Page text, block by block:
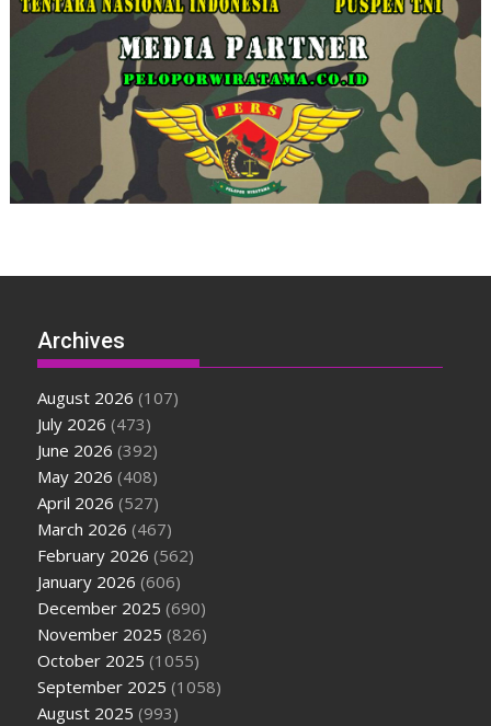
Archives
August 2026 (107)
July 2026 (473)
June 2026 (392)
May 2026 (408)
April 2026 (527)
March 2026 (467)
February 2026 (562)
January 2026 (606)
December 2025 (690)
November 2025 (826)
October 2025 (1055)
September 2025 (1058)
August 2025 (993)